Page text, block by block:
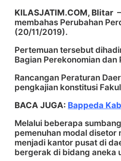
KILASJATIM.COM, Blitar
membahas Perubahan
(20/11/2019).
Pertemuan tersebut
Bagian Perekonomian
Rancangan Peraturan
pengkajian konstitusi
BACA JUGA: Bappeda
Melalui beberapa
pemenuhan modal
menjadi kantor pusat di
bergerak di bidang aneka